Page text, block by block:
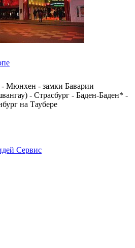
Мюнхен - замки Баварии
- Страсбург - Баден-Баден* -
на Таубере
Сервис